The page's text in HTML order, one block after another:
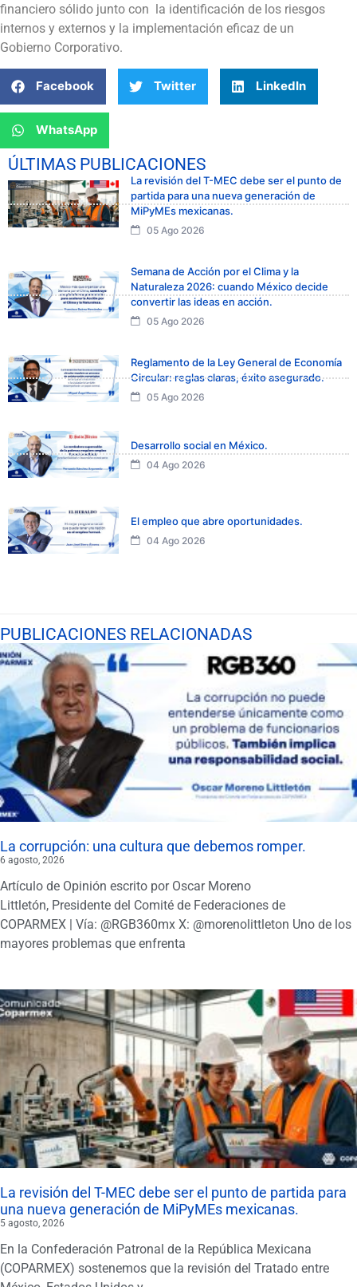
financiero sólido junto con la identificación de los riesgos
internos y externos y la implementación eficaz de un
Gobierno Corporativo.
Facebook Twitter LinkedIn
WhatsApp
ÚLTIMAS PUBLICACIONES
La revisión del T-MEC debe ser el punto de
partida para una nueva generación de
MiPyMEs mexicanas.
05 Ago 2026
Semana de Acción por el Clima y la
Naturaleza 2026: cuando México decide
convertir las ideas en acción.
05 Ago 2026
Reglamento de la Ley General de Economía
Circular: reglas claras, éxito asegurado.
05 Ago 2026
Desarrollo social en México.
04 Ago 2026
El empleo que abre oportunidades.
04 Ago 2026
PUBLICACIONES RELACIONADAS
La corrupción: una cultura que debemos romper.
6 agosto, 2026
Artículo de Opinión escrito por Oscar Moreno
Littletón, Presidente del Comité de Federaciones de
COPARMEX | Vía: @RGB360mx X: @morenolittleton Uno de los
mayores problemas que enfrenta
La revisión del T-MEC debe ser el punto de partida para
una nueva generación de MiPyMEs mexicanas.
5 agosto, 2026
En la Confederación Patronal de la República Mexicana
(COPARMEX) sostenemos que la revisión del Tratado entre